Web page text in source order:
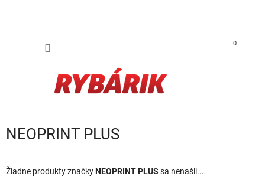
0
NEOPRINT PLUS
Žiadne produkty značkyNEOPRINT PLUS sa nenašli...